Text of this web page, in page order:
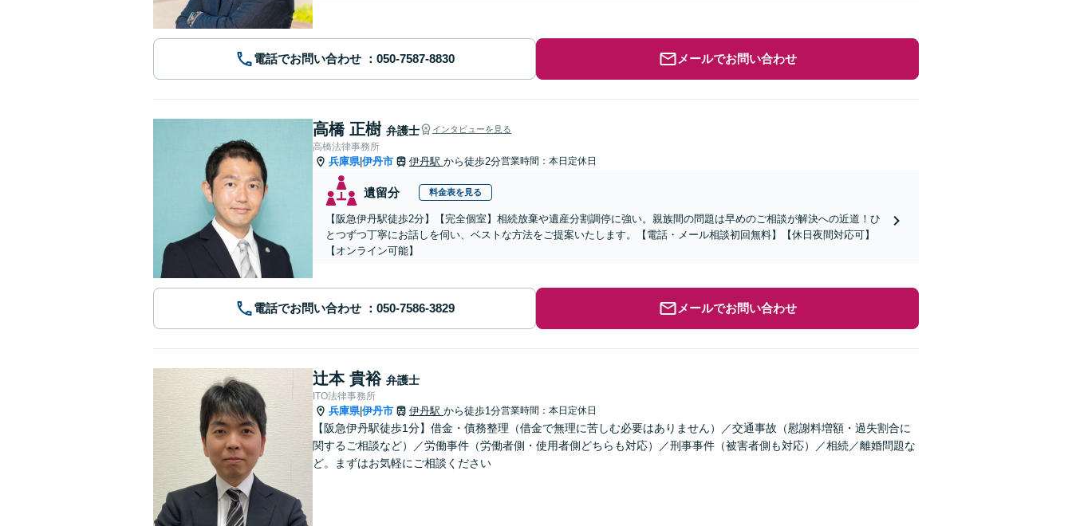
電話でお問い合わせ メールでお問い合わせ
高橋 正樹 弁護士 インタビューを見る
高橋法律事務所
兵庫県|伊丹市 伊丹駅 から徒歩2分営業時間：本日定休日
遺留分 料金表を見る
【阪急伊丹駅徒歩2分】【完全個室】相続放棄や遺産分割調停に強い。親族間の問題は早めのご相談が解決への近道！ひ
とつずつ丁寧にお話しを伺い、ベストな方法をご提案いたします。【電話・メール相談初回無料】【休日夜間対応可】
【オンライン可能】
電話でお問い合わせ メールでお問い合わせ
辻本 貴裕 弁護士
ITO法律事務所
兵庫県|伊丹市 伊丹駅 から徒歩1分営業時間：本日定休日
【阪急伊丹駅徒歩1分】借金・債務整理（借金で無理に苦しむ必要はありません）／交通事故（慰謝料増額・過失割合に
関するご相談など）／労働事件（労働者側・使用者側どちらも対応）／刑事事件（被害者側も対応）／相続／離婚問題な
ど。まずはお気軽にご相談ください